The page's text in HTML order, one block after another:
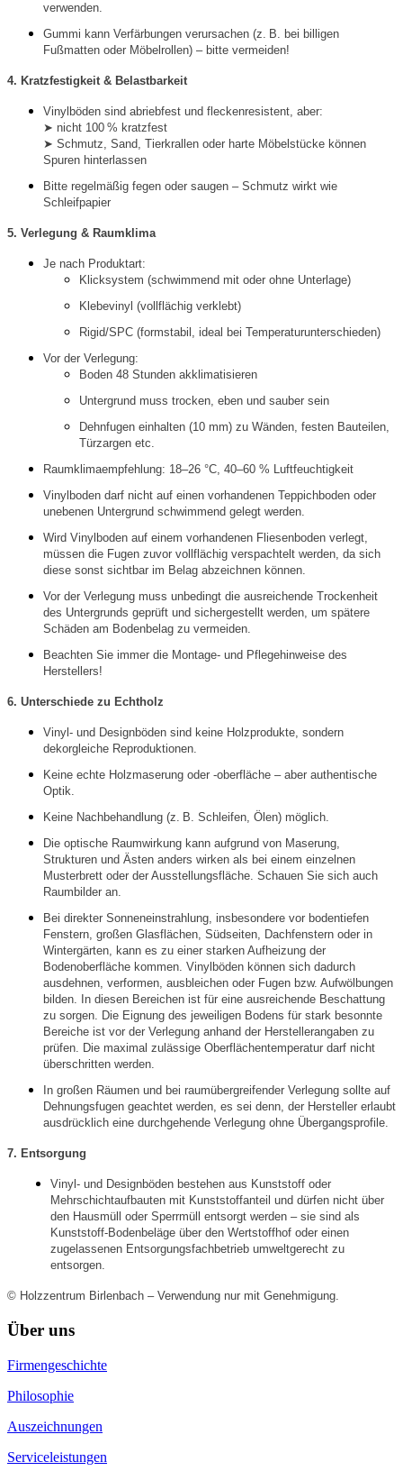
verwenden.
Gummi kann Verfärbungen verursachen (z. B. bei billigen
Fußmatten oder Möbelrollen) – bitte vermeiden!
4. Kratzfestigkeit & Belastbarkeit
Vinylböden sind abriebfest und fleckenresistent, aber:
➤ nicht 100 % kratzfest
➤ Schmutz, Sand, Tierkrallen oder harte Möbelstücke können
Spuren hinterlassen
Bitte regelmäßig fegen oder saugen – Schmutz wirkt wie
Schleifpapier
5. Verlegung & Raumklima
Je nach Produktart:
Klicksystem (schwimmend mit oder ohne Unterlage)
Klebevinyl (vollflächig verklebt)
Rigid/SPC (formstabil, ideal bei Temperaturunterschieden)
Vor der Verlegung:
Boden 48 Stunden akklimatisieren
Untergrund muss trocken, eben und sauber sein
Dehnfugen einhalten (10 mm) zu Wänden, festen Bauteilen,
Türzargen etc.
Raumklimaempfehlung: 18–26 °C, 40–60 % Luftfeuchtigkeit
Vinylboden darf nicht auf einen vorhandenen Teppichboden oder
unebenen Untergrund schwimmend gelegt werden.
Wird Vinylboden auf einem vorhandenen Fliesenboden verlegt,
müssen die Fugen zuvor vollflächig verspachtelt werden, da sich
diese sonst sichtbar im Belag abzeichnen können.
Vor der Verlegung muss unbedingt die ausreichende Trockenheit
des Untergrunds geprüft und sichergestellt werden, um spätere
Schäden am Bodenbelag zu vermeiden.
Beachten Sie immer die Montage- und Pflegehinweise des
Herstellers!
6. Unterschiede zu Echtholz
Vinyl- und Designböden sind keine Holzprodukte, sondern
dekorgleiche Reproduktionen.
Keine echte Holzmaserung oder -oberfläche – aber authentische
Optik.
Keine Nachbehandlung (z. B. Schleifen, Ölen) möglich.
Die optische Raumwirkung kann aufgrund von Maserung,
Strukturen und Ästen anders wirken als bei einem einzelnen
Musterbrett oder der Ausstellungsfläche. Schauen Sie sich auch
Raumbilder an.
Bei direkter Sonneneinstrahlung, insbesondere vor bodentiefen
Fenstern, großen Glasflächen, Südseiten, Dachfenstern oder in
Wintergärten, kann es zu einer starken Aufheizung der
Bodenoberfläche kommen. Vinylböden können sich dadurch
ausdehnen, verformen, ausbleichen oder Fugen bzw. Aufwölbungen
bilden. In diesen Bereichen ist für eine ausreichende Beschattung
zu sorgen. Die Eignung des jeweiligen Bodens für stark besonnte
Bereiche ist vor der Verlegung anhand der Herstellerangaben zu
prüfen. Die maximal zulässige Oberflächentemperatur darf nicht
überschritten werden.
In großen Räumen und bei raumübergreifender Verlegung sollte auf
Dehnungsfugen geachtet werden, es sei denn, der Hersteller erlaubt
ausdrücklich eine durchgehende Verlegung ohne Übergangsprofile.
7. Entsorgung
Vinyl- und Designböden bestehen aus Kunststoff oder
Mehrschichtaufbauten mit Kunststoffanteil und dürfen nicht über
den Hausmüll oder Sperrmüll entsorgt werden – sie sind als
Kunststoff-Bodenbeläge über den Wertstoffhof oder einen
zugelassenen Entsorgungsfachbetrieb umweltgerecht zu
entsorgen.
© Holzzentrum Birlenbach – Verwendung nur mit Genehmigung.
Über uns
Firmengeschichte
Philosophie
Auszeichnungen
Serviceleistungen